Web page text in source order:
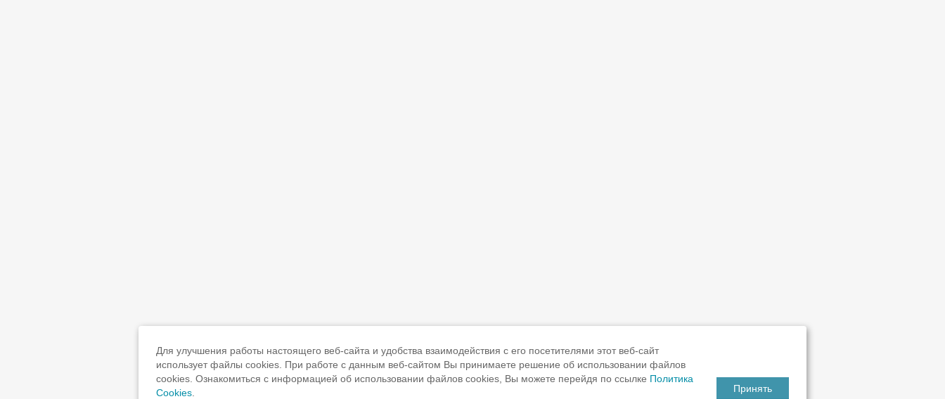
Для улучшения работы настоящего веб-сайта и удобства взаимодействия с его посетителями этот веб-сайт
использует файлы cookies. При работе с данным веб-сайтом Вы принимаете решение об использовании файлов
cookies. Ознакомиться с информацией об использовании файлов cookies, Вы можете перейдя по ссылке Политика
Cookies
Принять